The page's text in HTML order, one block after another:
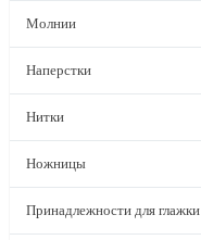
Молнии
Наперстки
Нитки
Ножницы
Принадлежности для глажки